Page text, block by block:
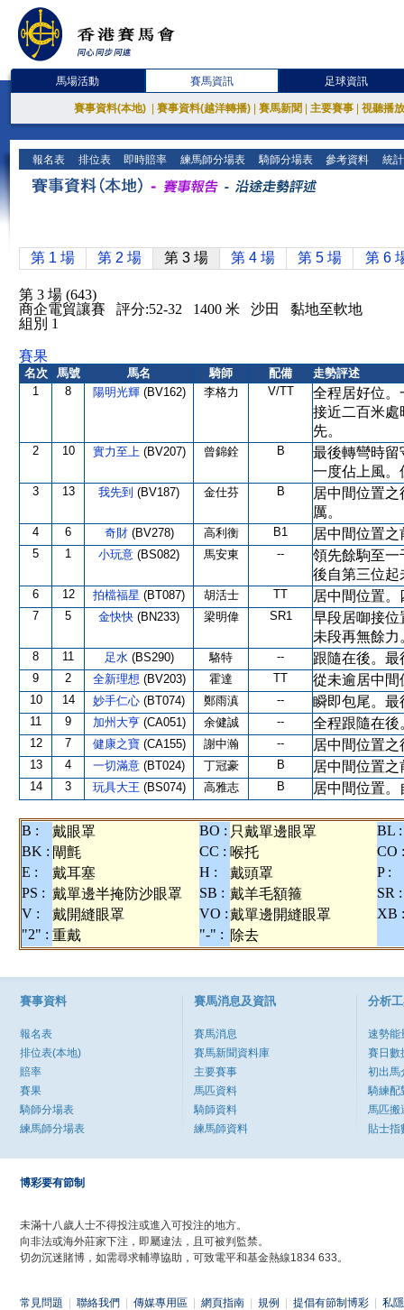
馬場活動 賽馬資訊 足球資訊
賽事資料(本地) 賽事資料(越洋轉播) 賽馬新聞 主要賽事 視聽播
報名表 排位表 即時賠率 練馬師分場表 騎師分場表 參考資料 統
第 1 場 第 2 場 第 3 場 第 4 場 第 5 場 第 6
第 3 場 (643)
商企電貿讓賽 評分:52-32 1400 米 沙田 黏地至軟地
組別 1
賽果
名次 馬號 馬名 騎師 配備
走勢評述
1
8 陽明光輝 (BV162) 李格力 V/TT
全程居好位。
接近二百米處
先。
2 10 實力至上 (BV207) 曾錦銓 B
最後轉彎時留
一度佔上風。
3 13 我先到 (BV187) 金仕芬 B
居中間位置
厲。
4 6 奇財 (BV278) 高利衡 B1 居中間位置
5 1 小玩意 (BS082) 馬安東 --
領先餘駒至一
後自第三位起
6 12 拍檔福星 (BT087) 胡活士 TT 居中間位置
7 5 金快快 (BN233) 梁明偉 SR1
早段居啣接位
未段再無餘力
8 11 足水 (BS290) 駱特 -- 跟隨在後。
9 2 全新理想 (BV203) 霍達 TT 從未逾居中間
10 14 妙手仁心 (BT074) 鄭雨滇 -- 瞬即包尾。最
11 9 加州大亨 (CA051) 余健誠 -- 全程跟隨在後
12 7 健康之寶 (CA155) 謝中瀚 -- 居中間位置
13 4 一切滿意 (BT024) 丁冠豪 B 居中間位置
14 3 玩具大王 (BS074) 高雅志 B 居中間位置
B : 戴眼罩 BO : 只戴單邊眼罩
BL :
BK : 閘氈 CC : 喉托
CO :
E :
戴耳塞 H : 戴頭罩
P :
PS : 戴單邊半掩防沙眼罩 SB : 戴羊毛額箍
SR :
V :
戴開縫眼罩 VO :戴單邊開縫眼罩
XB :
"2" : 重戴 "-" : 除去
賽事資料
報名表
排位表(本地)
賠率
賽果
騎師分場表
練馬師分場表
賽馬消息及資訊
賽馬消息
賽馬新聞資料庫
主要賽事
馬匹資料
騎師資料
練馬師資料
分析
速勢能
賽日數
初出馬
騎練配
馬匹搬
貼士指
博彩要有節制
未滿十八歲人士不得投注或進入可投注的地方。
向非法或海外莊家下注，即屬違法，且可被判監禁。
切勿沉迷賭博，如需尋求輔導協助，可致電平和基金熱線1834 633。
常見問題 聯絡我們 傳媒專用區 網頁指南 規例 提倡有節制博彩 私